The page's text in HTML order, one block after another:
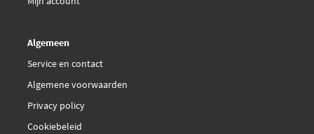
Algemeen
Service en contact
Algemene voorwaarden
Privacy policy
Cookiebeleid